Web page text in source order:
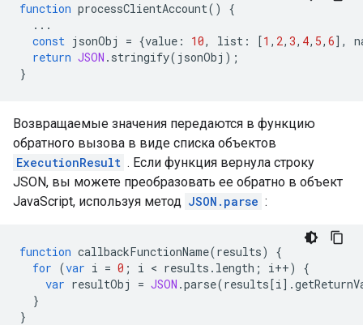
function processClientAccount()
{
...
const jsonObj = {value : 10, list : [1 , 2, 3, 4, 5, 6],
return JSON . stringify( jsonObj );
}
Возвращаемые значения передаются в функцию
обратного вызова в виде списка объектов
ExecutionResult . Если функция вернула строку
JSON, вы можете преобразовать ее обратно в объект
JavaScript, используя метод JSON.parse :
function callbackFunctionName(results)
{
for (var i = 0 ; i < results . length ; i++)
{
var resultObj = JSON .parse(results[i].
}
}